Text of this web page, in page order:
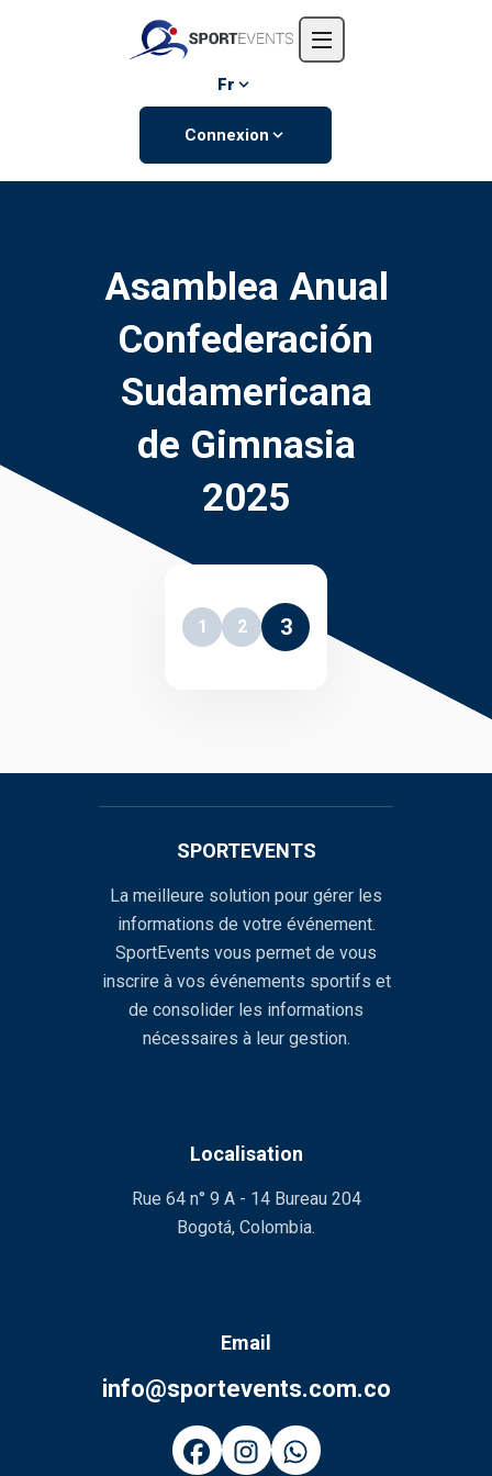
L'entreprise
Événements
Fr
Connexion
Asamblea Anual
Confederación
Sudamericana
de Gimnasia
2025
1 2 3
SPORTEVENTS
La meilleure solution pour gérer les
informations de votre événement.
SportEvents vous permet de vous
inscrire à vos événements sportifs et
de consolider les informations
nécessaires à leur gestion.
Localisation
Rue 64 n° 9 A - 14 Bureau 204
Bogotá, Colombia.
Email
info@sportevents.com.co